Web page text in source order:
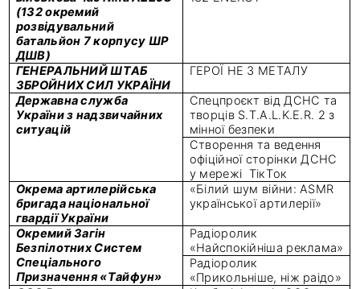
(132 окремий
розвідувальний
батальйон 7 корпусу ШР
ДШВ)
ГЕНЕРАЛЬНИЙ ШТАБ
ЗБРОЙНИХ СИЛ УКРАЇНИ
ГЕРОЇ НЕ З МЕТАЛУ
Державна служба
України з надзвичайних
ситуацій
Спецпроєкт від ДСНС та
творців S.T.A.L.K.E.R. 2 з
мінної безпеки
Створення та ведення
офіційної сторінки ДСНС
у мережі ТікТок
Окрема артилерійська
бригада національної
гвардії України
«Білий шум війни: ASMR
української артилерії»
Окремий Загін
Безпілотних Систем
Спеціального
Призначення «Тайфун»
Радіоролик
«Найспокійніша реклама»
Радіоролик
«Прикольніше, ніж раідо»